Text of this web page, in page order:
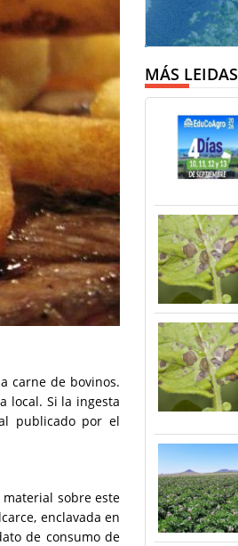
carne de bovinos.
local. Si la ingesta
publicado por el
material sobre este
enclavada en
de consumo de
MÁS LEIDAS